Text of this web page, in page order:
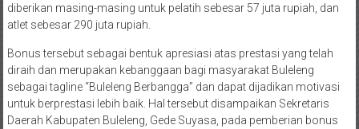
diberikan masing-masing untuk pelatih sebesar 57 juta rupiah, dan
atlet sebesar 290 juta rupiah.
Bonus tersebut sebagai bentuk apresiasi atas prestasi yang telah
diraih dan merupakan kebanggaan bagi masyarakat Buleleng
sebagai tagline “Buleleng Berbangga” dan dapat dijadikan motivasi
untuk berprestasi lebih baik. Hal tersebut disampaikan Sekretaris
Daerah Kabupaten Buleleng, Gede Suyasa, pada pemberian bonus